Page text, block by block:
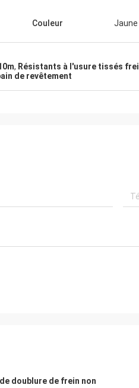
Couleur Jaune
, Résistants à l'usure tissés
de revêtement
doublure de frein non